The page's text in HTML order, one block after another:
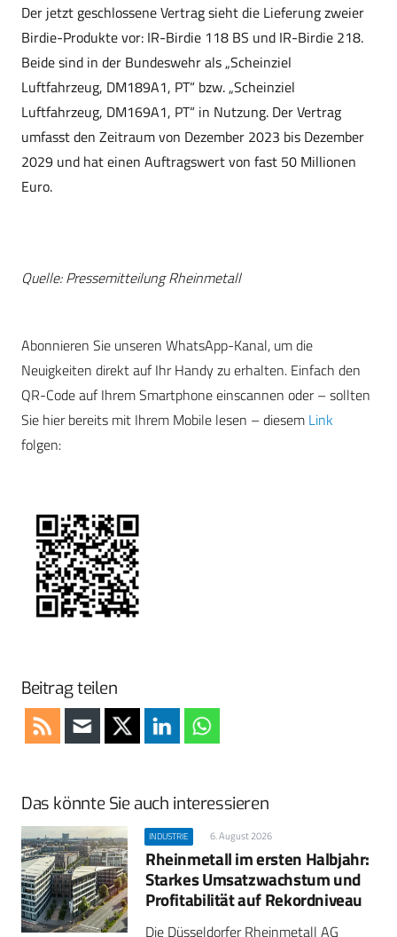
Der jetzt geschlossene Vertrag sieht die Lieferung zweier
Birdie-Produkte vor: IR-Birdie 118 BS und IR-Birdie 218.
Beide sind in der Bundeswehr als „Scheinziel
Luftfahrzeug, DM189A1, PT“ bzw. „Scheinziel
Luftfahrzeug, DM169A1, PT“ in Nutzung. Der Vertrag
umfasst den Zeitraum von Dezember 2023 bis Dezember
2029 und hat einen Auftragswert von fast 50 Millionen
Euro.
Quelle: Pressemitteilung Rheinmetall
Abonnieren Sie unseren WhatsApp-Kanal, um die
Neuigkeiten direkt auf Ihr Handy zu erhalten. Einfach den
QR-Code auf Ihrem Smartphone einscannen oder – sollten
Sie hier bereits mit Ihrem Mobile lesen – diesem Link
folgen:
Beitrag teilen
Das könnte Sie auch interessieren
INDUSTRIE 6. August 2026
Rheinmetall im ersten Halbjahr:
Starkes Umsatzwachstum und
Profitabilität auf Rekordniveau
Die Düsseldorfer Rheinmetall AG